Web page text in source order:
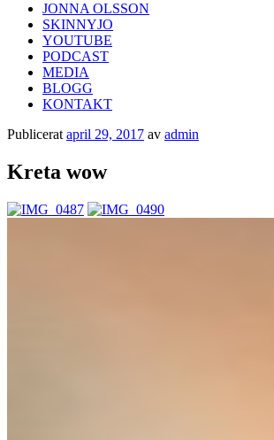
JONNA OLSSON
SKINNYJO
YOUTUBE
PODCAST
MEDIA
BLOGG
KONTAKT
Publicerat april 29, 2017 av admin
Kreta wow